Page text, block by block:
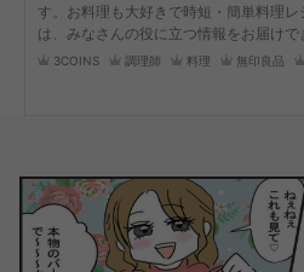
す。お料理も大好きで時短・簡単料理
は、みなさんの役に立つ情報をお届けで
3COINS 調理師 料理 無印良品